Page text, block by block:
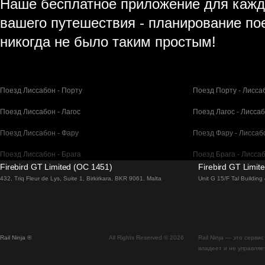
Наше бесплатное приложение для
вашего путешествия - планирование
никогда не было таким простым!
Поезд Лиссабон - Порту Поезд Порту -
Поезд Лиссабон - Лагос Поезд Лагос -
Поезд Лиссабон - Фару Поезд Фару -
Поезд Лиссабон - Брага Поезд Брага -
Поезд Барселона - Мадрид Поезд Мадрид -
Поезд Мадрид - Севилья Поезд Севилья -
Firebird GT Limited (OC 1451)
432, Triq Fleur de Lys, Suite 1, Birkirkara, BKR 9061, Malta
Firebird GT
Unit G 15/F Tal
Rail Ninja ® All Rights Reserved © 2026
Rail Ninja — это
владеет и не